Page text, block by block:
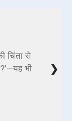
चिंता से
भी
❯